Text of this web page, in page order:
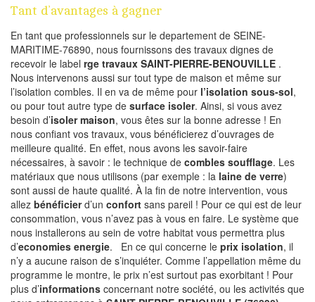
Tant d’avantages à gagner
En tant que professionnels sur le departement de SEINE-
MARITIME-76890, nous fournissons des travaux dignes de
recevoir le label rge travaux SAINT-PIERRE-BENOUVILLE .
Nous intervenons aussi sur tout type de maison et même sur
l’isolation combles. Il en va de même pour l’isolation sous-sol,
ou pour tout autre type de surface isoler. Ainsi, si vous avez
besoin d’isoler maison, vous êtes sur la bonne adresse ! En
nous confiant vos travaux, vous bénéficierez d’ouvrages de
meilleure qualité. En effet, nous avons les savoir-faire
nécessaires, à savoir : le technique de combles soufflage. Les
matériaux que nous utilisons (par exemple : la laine de verre)
sont aussi de haute qualité. À la fin de notre intervention, vous
allez bénéficierd’un confort sans pareil ! Pour ce qui est de leur
consommation, vous n’avez pas à vous en faire. Le système que
nous installerons au sein de votre habitat vous permettra plus
d’economies energie. En ce qui concerne le prix isolation, il
n’y a aucune raison de s’inquiéter. Comme l’appellation même du
programme le montre, le prix n’est surtout pas exorbitant ! Pour
plus d’informations concernant notre société, ou les activités que